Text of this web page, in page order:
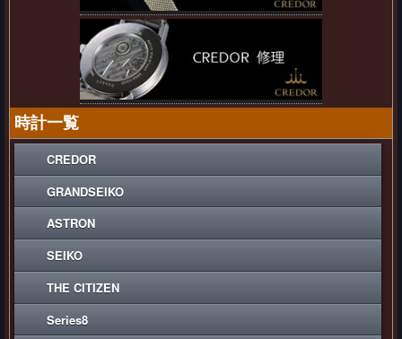
時計一覧
CREDOR
GRANDSEIKO
ASTRON
SEIKO
THE CITIZEN
Series8